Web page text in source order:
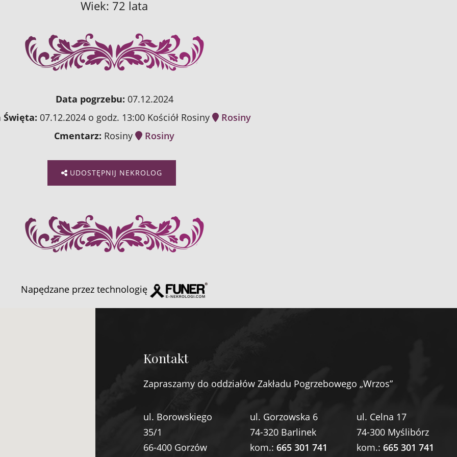
Wiek: 72 lata
Data pogrzebu: 07.12.2024
Święta: 07.12.2024 o godz. 13:00 Kościół Rosiny
Rosiny
Cmentarz: Rosiny Rosiny
UDOSTĘPNIJ NEKROLOG
Napędzane przez technologię
Kontakt
Zapraszamy do oddziałów Zakładu Pogrzebowego „Wrzos”
ul. Borowskiego
35/1
66-400 Gorzów
ul. Gorzowska 6
74-320 Barlinek
kom.:665 301 741
ul. Celna 17
74-300 Myślibórz
kom.:665 301 741